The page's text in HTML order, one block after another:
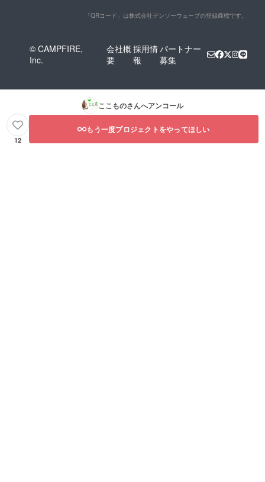
「QRコード」は株式会社デンソーウェーブの登録商標です。
© CAMPFIRE,
Inc.
会社概
要
採用情
報
パートナー
募集
ここものさんへアンコール
12
もう一度プロジェクトをやってほしい